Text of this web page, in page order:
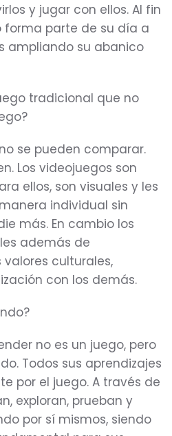
y jugar con ellos. Al fin
forma parte de su día a
ampliando su abanico
tradicional que no
se pueden comparar.
Los videojuegos son
ellos, son visuales y les
individual sin
más. En cambio los
además de
culturales,
con los demás.
no es un juego, pero
Todos sus aprendizajes
por el juego. A través de
exploran, prueban y
por sí mismos, siendo